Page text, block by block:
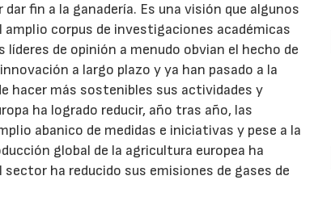
fin a la ganadería. Es una visión que algunos
corpus de investigaciones académicas
líderes de opinión a menudo obvian el hecho de
a largo plazo y ya han pasado a la
hacer más sostenibles sus actividades y
ha logrado reducir, año tras año, las
abanico de medidas e iniciativas y pese a la
global de la agricultura europea ha
ha reducido sus emisiones de gases de